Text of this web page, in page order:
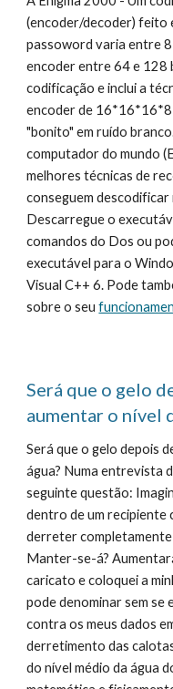
(encoder/decoder) feito
passoword varia entre
encoder entre 64 e 128
codificação e inclui a
encoder de
"bonito" em ruído
computador do mundo
melhores técnicas de
conseguem
Descarregue o
comandos do Dos ou
executável para o
Visual C++ 6. Pode
sobre o seu
Será que o gelo
aumentar o nível
Será que o gelo depois
água? Numa entrevista
seguinte questão:
dentro de um recipiente
derreter completamente
Manter-se-á?
caricato e coloquei a
pode denominar sem
contra os meus dados
derretimento das
do nível médio da água